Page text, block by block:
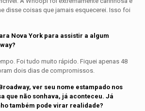
disse coisas que jamais esquecerei. Isso foi
Nova York para assistir a algum
Foi tudo muito rápido. Fiquei apenas 48
dois dias de compromissos.
ver seu nome estampado nos
que não sonhava, já aconteceu. Já
também pode virar realidade?